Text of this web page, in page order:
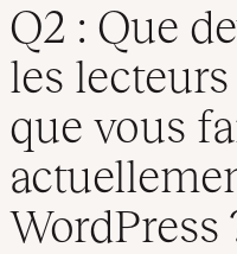
Q2 : Que
les
que vous
WordPress